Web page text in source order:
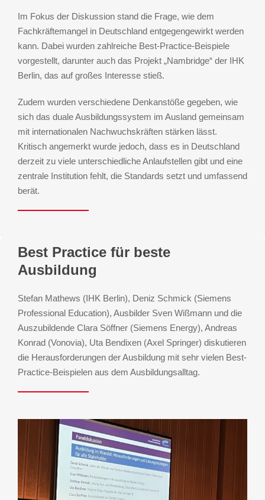
Im Fokus der Diskussion stand die Frage, wie dem
Fachkräftemangel in Deutschland entgegengewirkt werden
kann. Dabei wurden zahlreiche Best-Practice-Beispiele
vorgestellt, darunter auch das Projekt „Nambridge“ der IHK
Berlin, das auf großes Interesse stieß.
Zudem wurden verschiedene Denkanstöße gegeben, wie
sich das duale Ausbildungssystem im Ausland gemeinsam
mit internationalen Nachwuchskräften stärken lässt.
Kritisch angemerkt wurde jedoch, dass es in Deutschland
derzeit zu viele unterschiedliche Anlaufstellen gibt und eine
zentrale Institution fehlt, die Standards setzt und umfassend
berät.
Best Practice für beste
Ausbildung
Stefan Mathews (IHK Berlin), Deniz Schmick (Siemens
Professional Education), Ausbilder Sven Wißmann und die
Auszubildende Clara Söffner (Siemens Energy), Andreas
Konrad (Vonovia), Uta Bendixen (Axel Springer) diskutieren
die Herausforderungen der Ausbildung mit sehr vielen Best-
Practice-Beispielen aus dem Ausbildungsalltag.